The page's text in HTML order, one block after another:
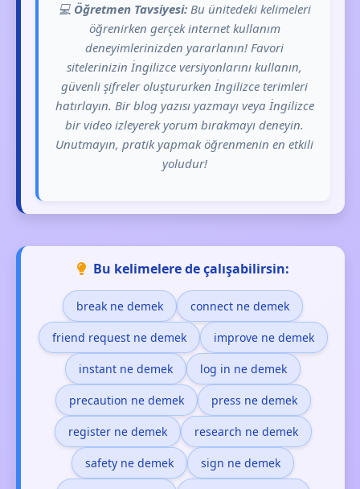
💻 Öğretmen Tavsiyesi:Bu ünitedeki kelimeleri
öğrenirken gerçek internet kullanım
deneyimlerinizden yararlanın! Favori
sitelerinizin İngilizce versiyonlarını kullanın,
güvenli şifreler oluştururken İngilizce terimleri
hatırlayın. Bir blog yazısı yazmayı veya İngilizce
bir video izleyerek yorum bırakmayı deneyin.
Unutmayın, pratik yapmak öğrenmenin en etkili
yoludur!
Bu kelimelere de çalışabilirsin:
break ne demek connect ne demek
friend request ne demek improve ne demek
instant ne demek log in ne demek
precaution ne demek press ne demek
register ne demek research ne demek
safety ne demek sign ne demek